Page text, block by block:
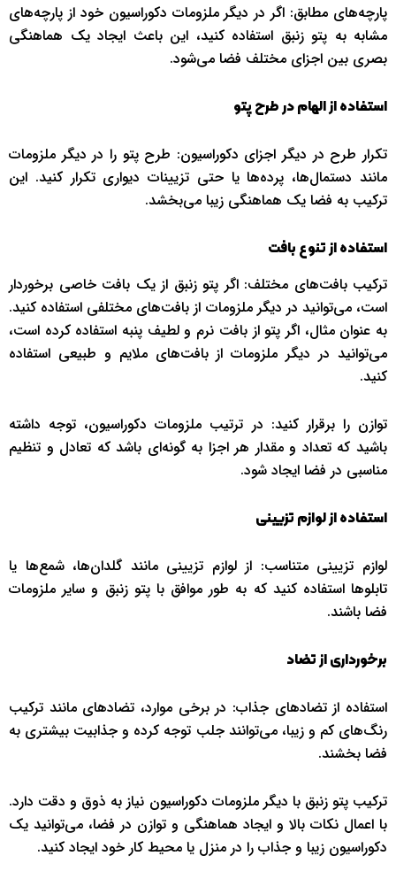
پارچه‌های مطابق: اگر در دیگر ملزومات دکوراسیون خود از پارچه‌های
مشابه به پتو زنبق استفاده کنید، این باعث ایجاد یک هماهنگی
بصری بین اجزای مختلف فضا می‌شود.
استفاده از الهام در طرح پتو
تکرار طرح در دیگر اجزای دکوراسیون: طرح پتو را در دیگر ملزومات
مانند دستمال‌ها، پرده‌ها یا حتی تزیینات دیواری تکرار کنید. این
ترکیب به فضا یک هماهنگی زیبا می‌بخشد.
استفاده از تنوع بافت
ترکیب بافت‌های مختلف: اگر پتو زنبق از یک بافت خاصی برخوردار
است، می‌توانید در دیگر ملزومات از بافت‌های مختلفی استفاده کنید.
به عنوان مثال، اگر پتو از بافت نرم و لطیف پنبه استفاده کرده است،
می‌توانید در دیگر ملزومات از بافت‌های ملایم و طبیعی استفاده
کنید.
توازن را برقرار کنید: در ترتیب ملزومات دکوراسیون، توجه داشته
باشید که تعداد و مقدار هر اجزا به گونه‌ای باشد که تعادل و تنظیم
مناسبی در فضا ایجاد شود.
استفاده از لوازم تزیینی
لوازم تزیینی متناسب: از لوازم تزیینی مانند گلدان‌ها، شمع‌ها یا
تابلوها استفاده کنید که به طور موافق با پتو زنبق و سایر ملزومات
فضا باشند.
برخورداری از تضاد
استفاده از تضادهای جذاب: در برخی موارد، تضادهای مانند ترکیب
رنگ‌های کم و زیبا، می‌توانند جلب توجه کرده و جذابیت بیشتری به
فضا بخشند.
ترکیب پتو زنبق با دیگر ملزومات دکوراسیون نیاز به ذوق و دقت دارد.
با اعمال نکات بالا و ایجاد هماهنگی و توازن در فضا، می‌توانید یک
دکوراسیون زیبا و جذاب را در منزل یا محیط کار خود ایجاد کنید.